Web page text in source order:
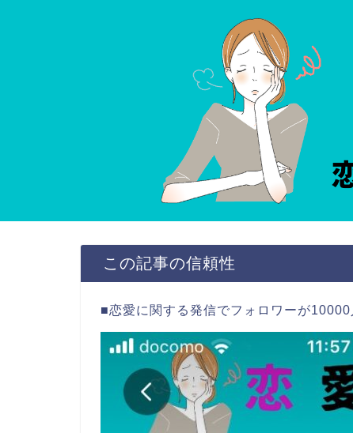
この記事の信頼性
■恋愛に関する発信でフォロワーが10000